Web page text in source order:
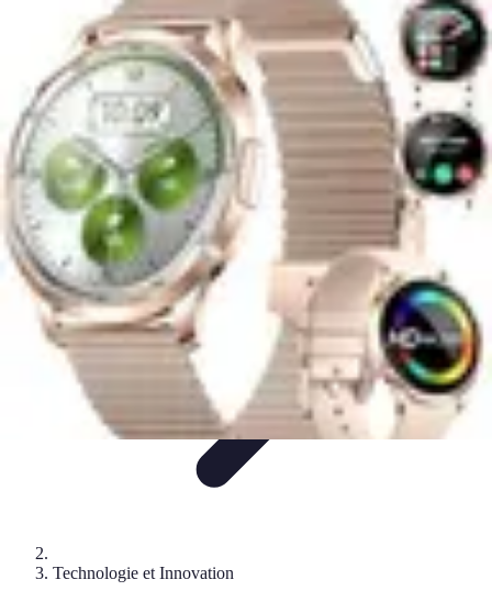
Horlogerie de Luxe
Évaluation des montresGuides d'AchatTechniques et
FonctionnalitésCadeaux et OccasionsMode et Accessoires
Horlogerie de Luxe
Technologie et Innovation